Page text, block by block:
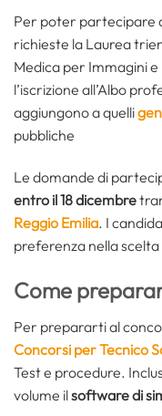
Per poter partecipare
richieste la Laurea
Medica per Immagini
l’iscrizione all’Albo
aggiungono a quelli
pubbliche
Le domande di
entro il 18 dicembre
Reggio Emilia. I
preferenza nella scelta
Come
Per prepararti al
Concorsi per Tecnico
Test e procedure.
volume ilsoftware di